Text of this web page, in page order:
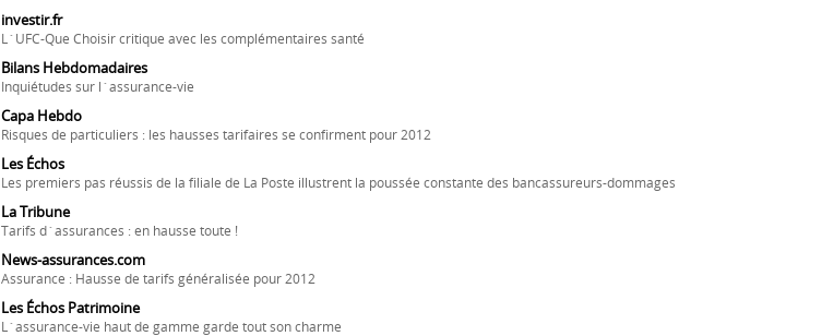
investir.fr
L´UFC-Que Choisir critique avec les complémentaires santé
Bilans Hebdomadaires
Inquiétudes sur l´assurance-vie
Capa Hebdo
Risques de particuliers : les hausses tarifaires se confirment pour 2012
Les Échos
Les premiers pas réussis de la filiale de La Poste illustrent la poussée constante des bancassureurs-dommages
La Tribune
Tarifs d´assurances : en hausse toute !
News-assurances.com
Assurance : Hausse de tarifs généralisée pour 2012
Les Échos Patrimoine
L´assurance-vie haut de gamme garde tout son charme